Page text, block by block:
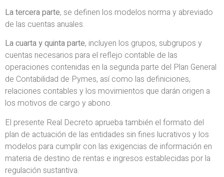
La tercera parte, se definen los modelos norma y abreviado
de las cuentas anuales.
La cuarta y quinta parte, incluyen los grupos, subgrupos y
cuentas necesarios para el reflejo contable de las
operaciones contenidas en la segunda parte del Plan General
de Contabilidad de Pymes, así como las definiciones,
relaciones contables y los movimientos que darán origen a
los motivos de cargo y abono.
El presente Real Decreto aprueba también el formato del
plan de actuación de las entidades sin fines lucrativos y los
modelos para cumplir con las exigencias de información en
materia de destino de rentas e ingresos establecidas por la
regulación sustantiva.